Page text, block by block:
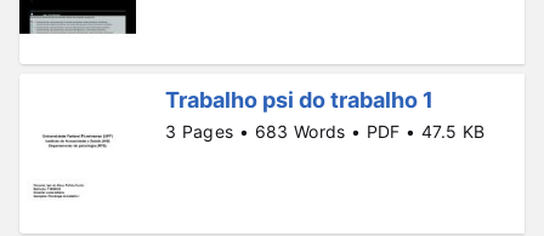
Trabalho psi do trabalho 1
3 Pages • 683 Words • PDF • 47.5 KB